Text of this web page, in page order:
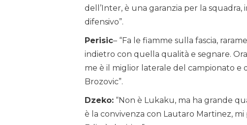
dell’Inter, è una garanzia per la
difensivo”.
Perisic– “Fa le fiamme sulla fascia,
indietro con quella qualità e segnare.
me è il miglior laterale del campionato e
Brozovic”.
Dzeko: “Non è Lukaku, ma ha grande
è la convivenza con Lautaro Martinez, mi